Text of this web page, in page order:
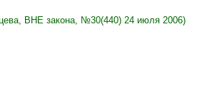
ВНЕ закона, №30(440) 24 июля 2006)